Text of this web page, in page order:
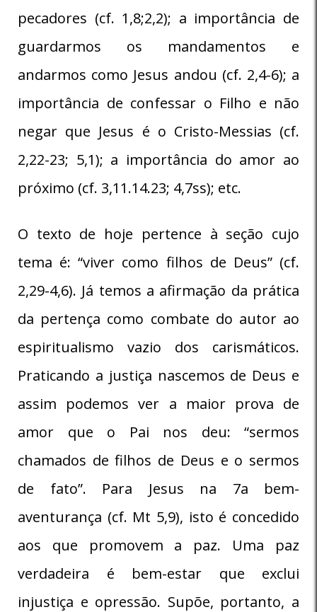
pecadores (cf. 1,8;2,2); a importância de
guardarmos os mandamentos e
andarmos como Jesus andou (cf. 2,4-6); a
importância de confessar o Filho e não
negar que Jesus é o Cristo-Messias (cf.
2,22-23; 5,1); a importância do amor ao
próximo (cf. 3,11.14.23; 4,7ss); etc.
O texto de hoje pertence à seção cujo
tema é: “viver como filhos de Deus” (cf.
2,29-4,6). Já temos a afirmação da prática
da pertença como combate do autor ao
espiritualismo vazio dos carismáticos.
Praticando a justiça nascemos de Deus e
assim podemos ver a maior prova de
amor que o Pai nos deu: “sermos
chamados de filhos de Deus e o sermos
de fato”. Para Jesus na 7a bem-
aventurança (cf. Mt 5,9), isto é concedido
aos que promovem a paz. Uma paz
verdadeira é bem-estar que exclui
injustiça e opressão. Supõe, portanto, a